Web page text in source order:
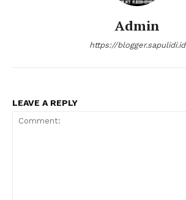
Admin
https://blogger.sapulidi.id
LEAVE A REPLY